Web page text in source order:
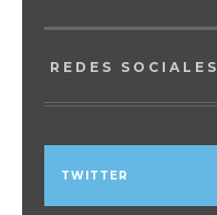
REDES SOCIALES
TWITTER